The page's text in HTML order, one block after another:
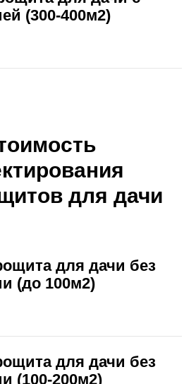
(300-400м2)
для дачи
для дачи без
(до 100м2)
для дачи без
(100-200м2)